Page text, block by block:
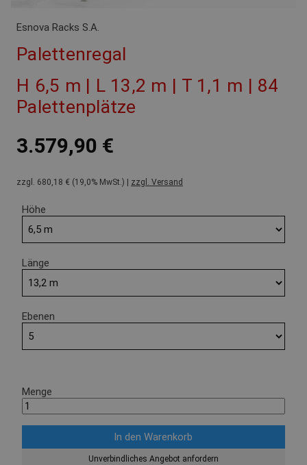
Esnova Racks S.A.
Palettenregal
H 6,5 m | L 13,2 m | T 1,1 m | 84
Palettenplätze
3.579,90 €
zzgl. 680,18 € (19,0% MwSt.) | zzgl. Versand
Höhe
Länge
Ebenen
Menge
Unverbindliches Angebot anfordern